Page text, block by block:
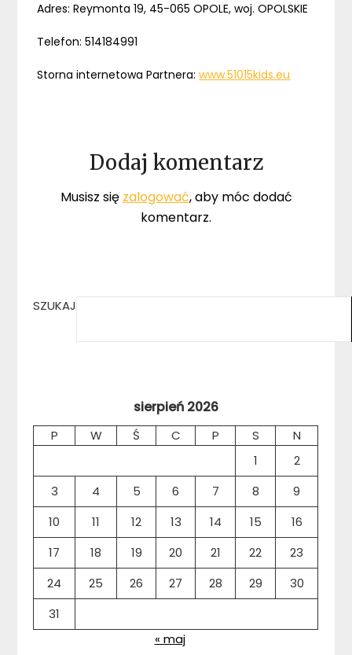
Adres: Reymonta 19, 45-065 OPOLE, woj. OPOLSKIE
Telefon: 514184991
Storna internetowa Partnera:www.51015kids.eu
Dodaj komentarz
Musisz się zalogować, aby móc dodać
komentarz.
SZUKAJ
sierpień 2026
P W Ś C P S
N
1
2
3
4 5 6 7 8
9
10
11 12 13 14 15
16
17
18 19 20 21 22
23
24
25 26 27 28 29
30
31
« maj